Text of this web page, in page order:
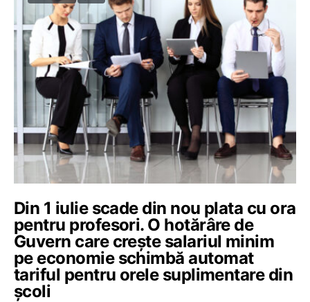
Din 1 iulie scade din nou plata cu ora
pentru profesori. O hotărâre de
Guvern care crește salariul minim
pe economie schimbă automat
tariful pentru orele suplimentare din
școli